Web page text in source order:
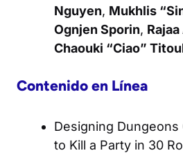
Nguyen, Mukhlis
Ognjen Sporin,
Chaouki “Ciao”
Contenido en Línea
Designing Dungeons
to Kill a Party in 30